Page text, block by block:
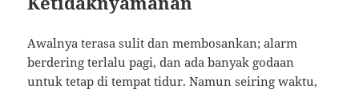
Awalnya terasa sulit dan membosankan; alarm
berdering terlalu pagi, dan ada banyak godaan
untuk tetap di tempat tidur. Namun seiring waktu,